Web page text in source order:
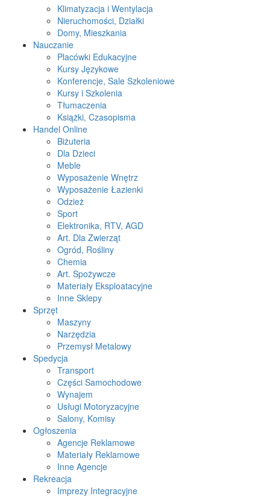
Klimatyzacja i Wentylacja
Nieruchomości, Działki
Domy, Mieszkania
Nauczanie
Placówki Edukacyjne
Kursy Językowe
Konferencje, Sale Szkoleniowe
Kursy i Szkolenia
Tłumaczenia
Książki, Czasopisma
Handel Online
Biżuteria
Dla Dzieci
Meble
Wyposażenie Wnętrz
Wyposażenie Łazienki
Odzież
Sport
Elektronika, RTV, AGD
Art. Dla Zwierząt
Ogród, Rośliny
Chemia
Art. Spożywcze
Materiały Eksploatacyjne
Inne Sklepy
Sprzęt
Maszyny
Narzędzia
Przemysł Metalowy
Spedycja
Transport
Części Samochodowe
Wynajem
Usługi Motoryzacyjne
Salony, Komisy
Ogłoszenia
Agencje Reklamowe
Materiały Reklamowe
Inne Agencje
Rekreacja
Imprezy Integracyjne